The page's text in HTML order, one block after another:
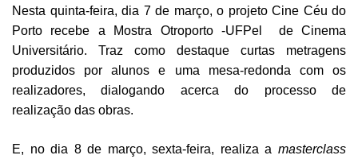
Nesta quinta-feira, dia 7 de março, o projeto Cine Céu do
Porto recebe a Mostra Otroporto -UFPel de Cinema
Universitário. Traz como destaque curtas metragens
produzidos por alunos e uma mesa-redonda com os
realizadores, dialogando acerca do processo de
realização das obras.
E, no dia 8 de março, sexta-feira, realiza a masterclass